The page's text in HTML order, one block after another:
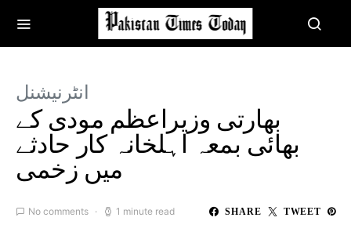
انٹرنیشنل
بھارتی وزیراعظم مودی کے
بھائی بمعہ اہلخانہ کار حادثے
میں زخمی
No comments 1 minute read SHARE TWEET